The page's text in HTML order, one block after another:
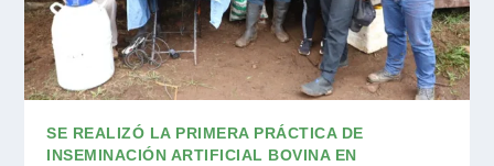
SE REALIZÓ LA PRIMERA PRÁCTICA DE
INSEMINACIÓN ARTIFICIAL BOVINA EN